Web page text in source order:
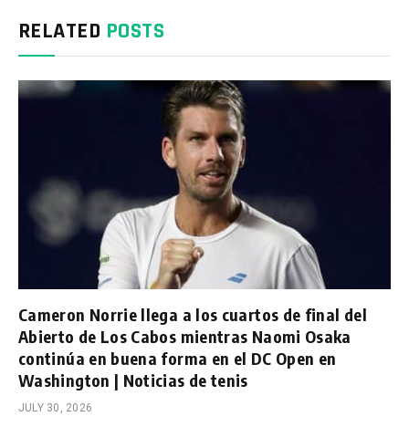
RELATED POSTS
Cameron Norrie llega a los cuartos de final del
Abierto de Los Cabos mientras Naomi Osaka
continúa en buena forma en el DC Open en
Washington | Noticias de tenis
JULY 30, 2026